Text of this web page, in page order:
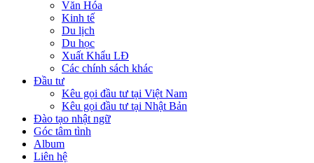
Văn Hóa
Kinh tế
Du lịch
Du học
Xuất Khẩu LĐ
Các chính sách khác
Đầu tư
Kêu gọi đầu tư tại Việt Nam
Kêu gọi đầu tư tại Nhật Bản
Đào tạo nhật ngữ
Góc tâm tình
Album
Liên hệ